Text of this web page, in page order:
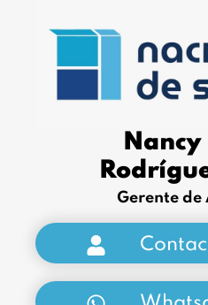
Nancy
Gerente